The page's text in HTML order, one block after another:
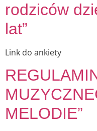
rodziców
lat”
Link do ankiety
MELODIE”